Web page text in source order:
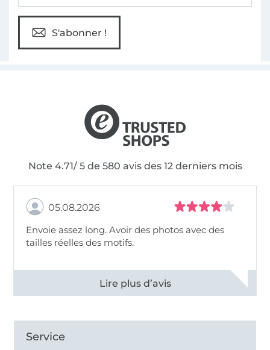
S'abonner !
Note 4.71/ 5 de 580 avis des 12 derniers mois
05.08.2026
Envoie assez long. Avoir des photos avec des
tailles réelles des motifs.
Voir tous les 11494 commentaires
Service